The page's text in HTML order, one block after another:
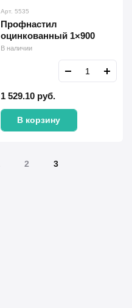
Арт. 5535
Профнастил
оцинкованный 1×900
В наличии
1 529.10 руб.
В корзину
2 3